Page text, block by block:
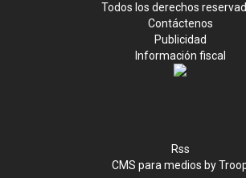
Todos los derechos
Contáctenos
Publicidad
Información fiscal
Rss
CMS para medios by